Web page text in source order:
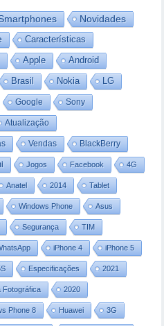
Novidades
Características
Apple Android
Brasil Nokia LG
Google Sony
Atualização
Vendas BlackBerry
Jogos Facebook 4G
Anatel 2014 Tablet
Windows Phone Asus
Segurança TIM
iPhone 4 iPhone 5
Especificações 2021
Fotográfica 2020
Phone 8 Huawei 3G